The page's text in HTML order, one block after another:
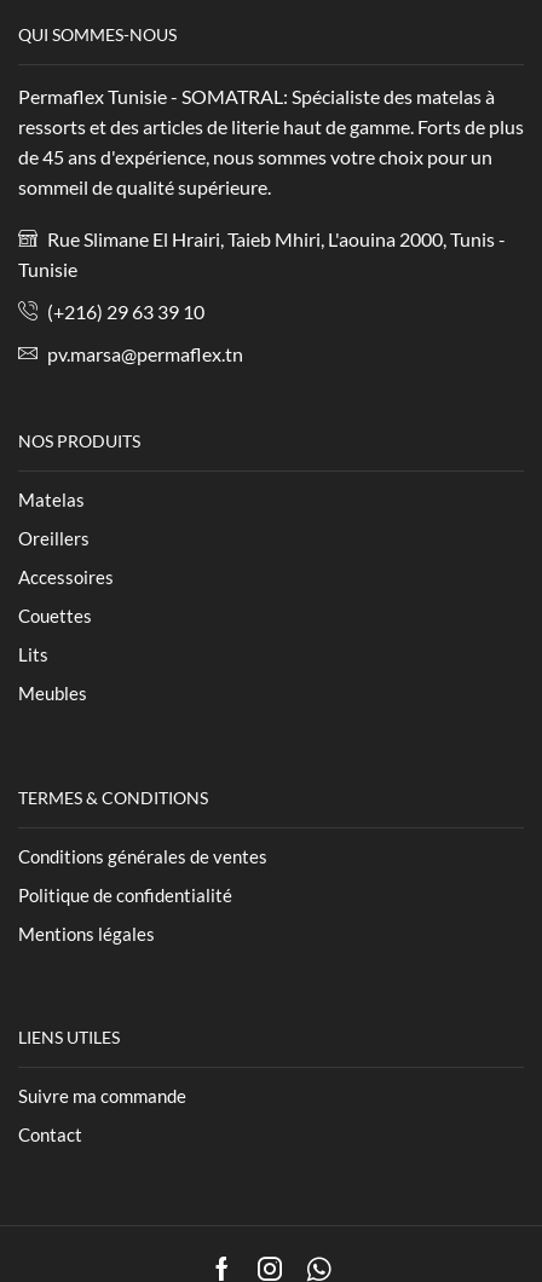
QUI SOMMES-NOUS
Permaflex Tunisie - SOMATRAL: Spécialiste des matelas à
ressorts et des articles de literie haut de gamme. Forts de plus
de 45 ans d'expérience, nous sommes votre choix pour un
sommeil de qualité supérieure.
Rue Slimane El Hrairi, Taieb Mhiri, L'aouina 2000, Tunis -
Tunisie
(+216) 29 63 39 10
pv.marsa@permaflex.tn
NOS PRODUITS
Matelas
Oreillers
Accessoires
Couettes
Lits
Meubles
TERMES & CONDITIONS
Conditions générales de ventes
Politique de confidentialité
Mentions légales
LIENS UTILES
Suivre ma commande
Contact